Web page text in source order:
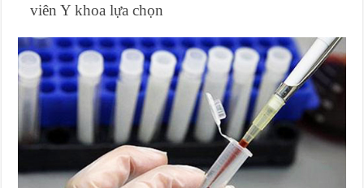
viên Y khoa lựa chọn